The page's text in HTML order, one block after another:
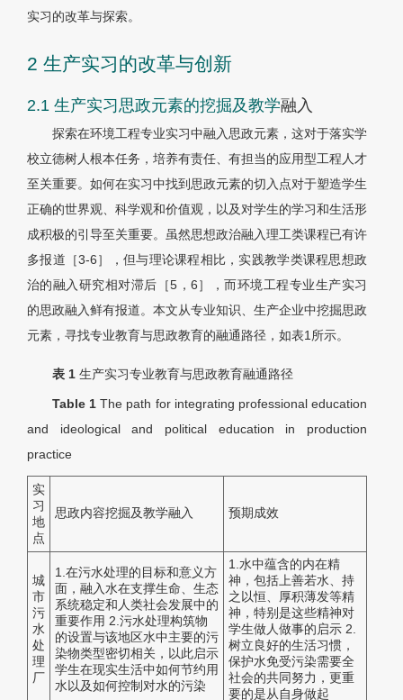
实习的改革与探索。
2 生产实习的改革与创新
2.1 生产实习思政元素的挖掘及教学融入
探索在环境工程专业实习中融入思政元素，这对于落实学
校立德树人根本任务，培养有责任、有担当的应用型工程人才
至关重要。如何在实习中找到思政元素的切入点对于塑造学生
正确的世界观、科学观和价值观，以及对学生的学习和生活形
成积极的引导至关重要。虽然思想政治融入理工类课程已有许
多报道［3-6］，但与理论课程相比，实践教学类课程思想政
治的融入研究相对滞后［5，6］，而环境工程专业生产实习
的思政融入鲜有报道。本文从专业知识、生产企业中挖掘思政
元素，寻找专业教育与思政教育的融通路径，如表1所示。
表 1 生产实习专业教育与思政教育融通路径
Table 1The path for integrating professional education
and ideological and political education in production
practice
实
习
地
点
思政内容挖掘及教学融入 预期成效
城
市
污
水
处
理
厂
1.在污水处理的目标和意义方
面，融入水在支撑生命、生态
系统稳定和人类社会发展中的
重要作用 2.污水处理构筑物
的设置与该地区水中主要的污
染物类型密切相关，以此启示
学生在现实生活中如何节约用
水以及如何控制对水的污染
1.水中蕴含的内在精
神，包括上善若水、持
之以恒、厚积薄发等精
神，特别是这些精神对
学生做人做事的启示 2.
树立良好的生活习惯，
保护水免受污染需要全
社会的共同努力，更重
要的是从自身做起